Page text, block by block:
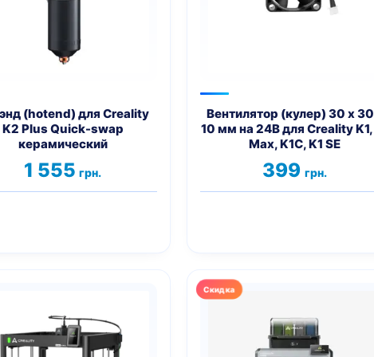
(hotend) для Creality
K2 Plus Quick-swap
керамический
1 555грн.
Вентилятор (кулер) 30 x
10 мм на 24В для Creality K1,
Max, K1C, K1 SE
399 грн.